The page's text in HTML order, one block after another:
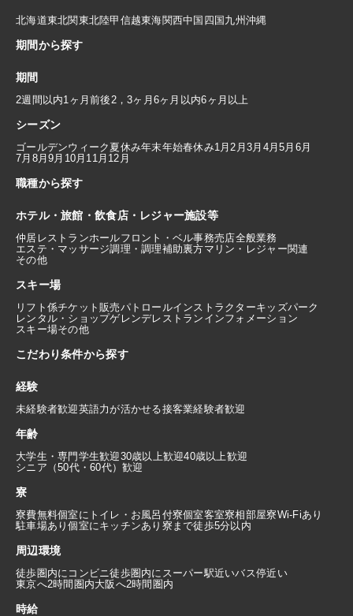
北海道東北関東北陸甲信越東海関西中国 四国九州沖縄
期間から探す
期間
2週間以内1ヶ月前後 2，3ヶ月 6ヶ月以内6ヶ月以上
シーズン
ゴールデンウィーク 夏休み年末年始春休み1月 2月3月 4月5月 6月
7月 8月9月 10月 11月 12月
職種から探す
ホテル・旅館・飲食店・レジャー施設等
仲居 レストランホールフロント・ベル事務売店全般業務
エステ・マッサージ調理・調理補助裏方マリン・レジャー関連
その他
スキー場
リフト係チケット販売パトロールインストラクターキッズパーク
レンタル・ショップゲレンデレストラン インフォメーション
スキー場その他
こだわり条件から探す
経験
未経験者歓迎英語力が活かせる接客業経験者歓迎
年齢
大学生・専門学生歓迎30歳以上歓迎40歳以上歓迎
シニア（50代・60代）歓迎
寮
寮費無料個室にトイレ・お風呂付寮個室客室寮相部屋寮Wi-Fiあり
駐車場あり個室にキッチンあり 寮まで徒歩5分以内
周辺環境
徒歩圏内にコンビニ徒歩圏内にスーパー駅近いバス停近い
東京へ2時間圏内大阪へ2時間圏内
時給